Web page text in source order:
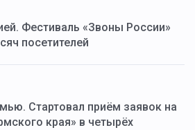
Фестиваль «Звоны России»
посетителей
Стартовал приём заявок на
края» в четырёх